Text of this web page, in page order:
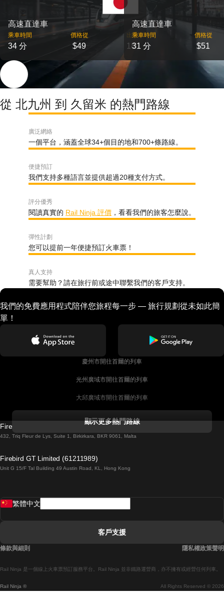
高速直達車
乘車時間
34 分
價格從
$49
出發
18
高速直達車
乘車時間
31 分
價格從
$51
從 北九州 到 久留米 的熱門路線
廣泛網絡
一個平台，涵蓋全球34+個目的地和700+條路線。
便捷預訂
我們支持多種語言並提供超過20種支付方式。
評分優秀
閱讀真實的 Rail Ninja 評價 ，看看我們的旅客怎麼說。
彈性計劃
您可以提前一年便捷預訂火車票！
真人支持
需要幫助？請在旅行前或途中聯繫我們的客戶支持。
我們的免費應用程式陪伴您旅程每一步 — 旅行規劃從未如此簡
單！
慶州市開往首爾的列車
光州廣域市開往首爾的列車
大邱廣域市開往首爾的列車
都柏林開往戈尔韦的列車
羅馬開往拿坡里的列車
顯示更多熱門路線
Firebird GT Limited (OC 1451)
432, Triq Fleur de Lys, Suite 1, Birkirkara, BKR 9061, Malta
Firebird GT Limited (61211989)
Unit G 15/F Tal Building 49 Austin Road, KL, Hong Kong
Rail Ninja ® All Rights Reserved © 2026
Rail Ninja 是一個線上火車票預訂服務平台。Rail Ninja 並非鐵路運營商，亦不擁有或經營任何列車。
繁體中文
客戶支援
條款與細則 隱私權政策聲明